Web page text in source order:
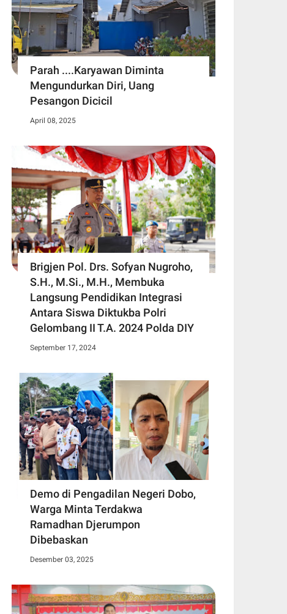
Parah ....Karyawan Diminta
Mengundurkan Diri, Uang
Pesangon Dicicil
April 08, 2025
Brigjen Pol. Drs. Sofyan Nugroho,
S.H., M.Si., M.H., Membuka
Langsung Pendidikan Integrasi
Antara Siswa Diktukba Polri
Gelombang II T.A. 2024 Polda DIY
September 17, 2024
Demo di Pengadilan Negeri Dobo,
Warga Minta Terdakwa
Ramadhan Djerumpon
Dibebaskan
Desember 03, 2025